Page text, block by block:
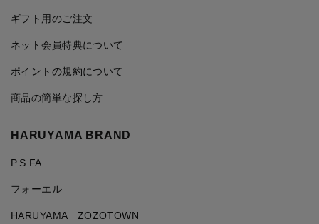
ギフト用のご注文
ネット会員特典について
ポイントの規約について
商品の簡単な探し方
HARUYAMA BRAND
P.S.FA
フォーエル
HARUYAMA ZOZOTOWN